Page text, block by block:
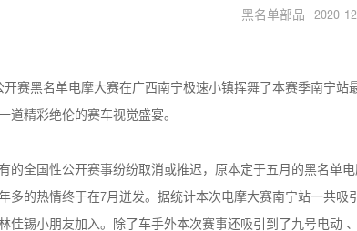
黑名单部品 2020-
赛黑名单电摩大赛在广西南宁极速小镇挥舞了本赛季南宁
精彩绝伦的赛车视觉盛宴。
的全国性公开赛事纷纷取消或推迟，原本定于五月的黑名单
多的热情终于在7月迸发。据统计本次电摩大赛南宁站一共
佳锡小朋友加入。除了车手外本次赛事还吸引到了九号电